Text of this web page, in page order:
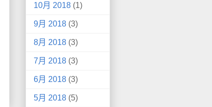
10月 2018 (1)
9月 2018 (3)
8月 2018 (3)
7月 2018 (3)
6月 2018 (3)
5月 2018 (5)